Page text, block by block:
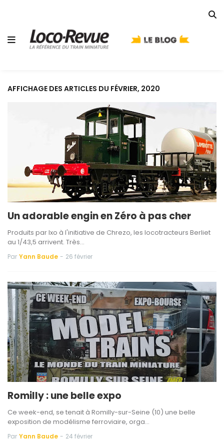
AFFICHAGE DES ARTICLES DU FÉVRIER, 2020
Un adorable engin en Zéro à pas cher
Produits par Ixo à l'initiative de Chrezo, les locotracteurs Berliet
au 1/43,5 arrivent. Très…
Par Yann Baude - 26 février
Romilly : une belle expo
Ce week-end, se tenait à Romilly-sur-Seine (10) une belle
exposition de modélisme ferroviaire, orga…
Par Yann Baude - 24 février